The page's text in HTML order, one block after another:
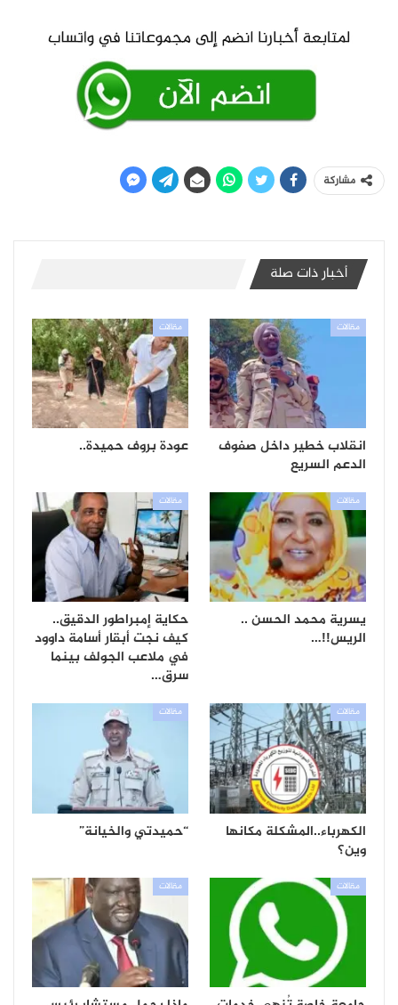
مشاركة
أخبار ذات صلة
مقالات
انقلاب خطير داخل صفوف
الدعم السريع
مقالات
عودة بروف حميدة..
مقالات
يسرية محمد الحسن ..
الريس!!…
مقالات
حكاية إمبراطور الدقيق..
كيف نجت أبقار أسامة داوود
في ملاعب الجولف بينما
سرق…
مقالات
الكهرباء..المشكلة مكانها
وين؟
مقالات
“حميدتي والخيانة”
مقالات مقالات